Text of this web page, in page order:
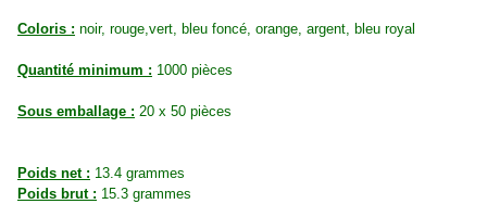
Coloris : noir, rouge,vert, bleu foncé, orange, argent, bleu royal
Quantité minimum : 1000 pièces
Sous emballage : 20 x 50 pièces
Poids net : 13.4 grammes
Poids brut : 15.3 grammes